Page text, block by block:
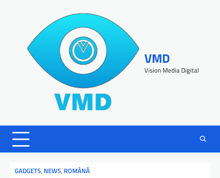
VMD
Vision Media Digital
GADGETS, NEWS, ROMÂNĂ